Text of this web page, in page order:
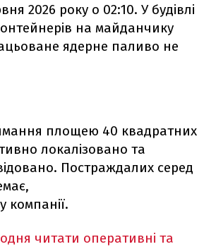
2026 року о 02:10. У будівлі
на майданчику
ядерне паливо не
площею 40 квадратних
локалізовано та
Постраждалих серед
компанії.
читати оперативні та